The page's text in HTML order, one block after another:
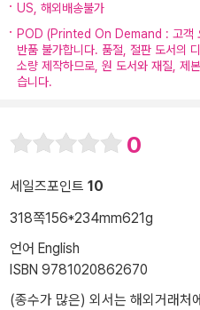
US, 해외배송불가
POD (Printed On Demand : 고객
반품 불가합니다. 품절, 절판 도서의
소량 제작하므로, 원 도서와 재질, 제
습니다.
0
세일즈포인트 10
318쪽156*234mm621g
언어 English
ISBN 9781020862670
(종수가 많은) 외서는 해외거래처